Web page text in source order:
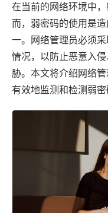
在当前的网络环境中
而， 弱密码的使用是
一。网络管理员必须
情况，以防止恶意入
胁。本文将介绍网络
有效地监测和检测弱密